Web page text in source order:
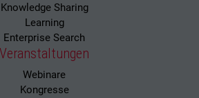
Knowledge Sharing
Learning
Enterprise Search
Veranstaltungen
Webinare
Kongresse